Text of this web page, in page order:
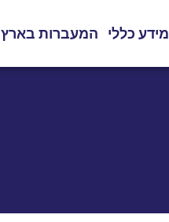
מידע כללי המעברות בארץ